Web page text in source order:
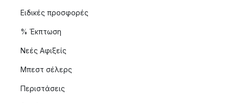
Ειδικές προσφορές
% Έκπτωση
Νεές Αφιξείς
Μπεστ σέλερς
Περιστάσεις